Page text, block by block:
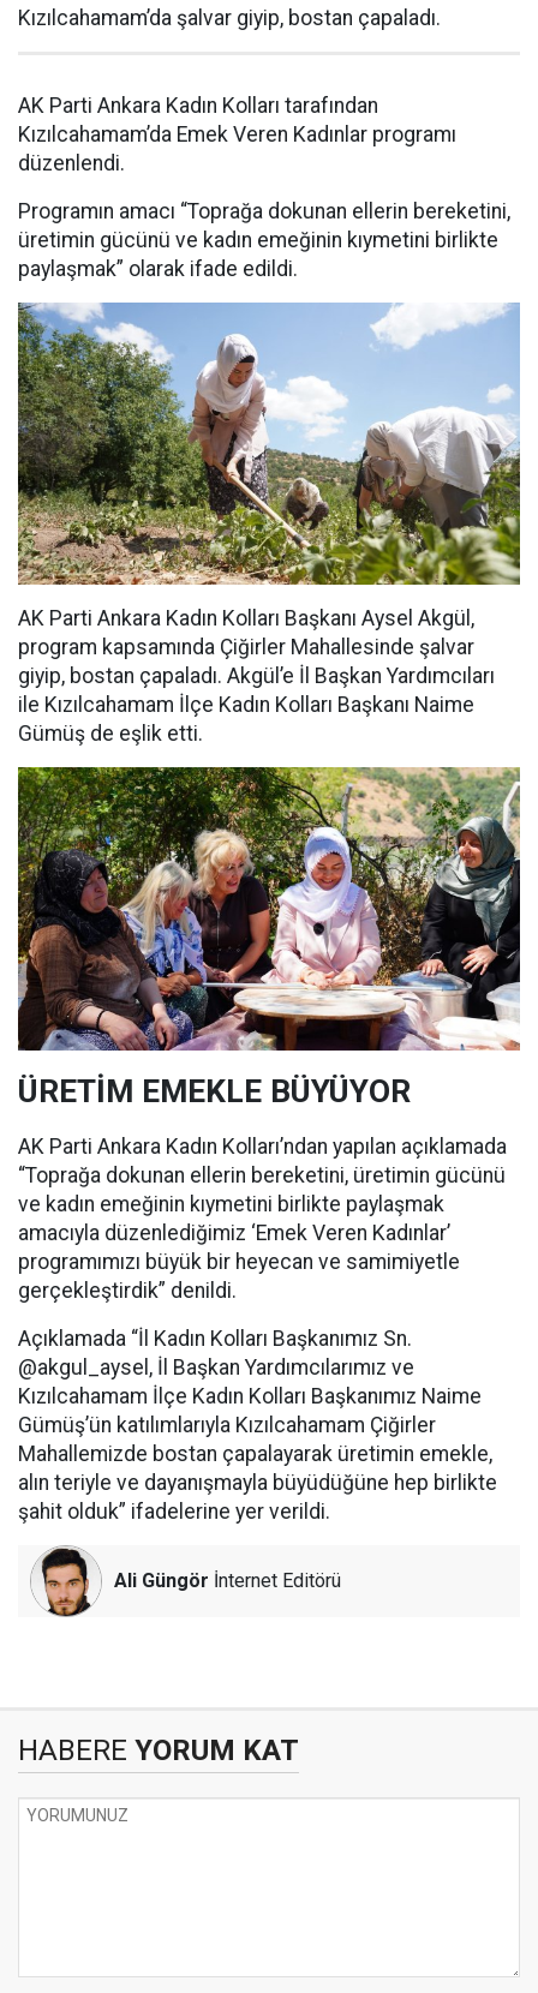
Kızılcahamam’da şalvar giyip, bostan çapaladı.
AK Parti Ankara Kadın Kolları tarafından
Kızılcahamam’da Emek Veren Kadınlar programı
düzenlendi.
Programın amacı “Toprağa dokunan ellerin bereketini,
üretimin gücünü ve kadın emeğinin kıymetini birlikte
paylaşmak” olarak ifade edildi.
AK Parti Ankara Kadın Kolları Başkanı Aysel Akgül,
program kapsamında Çiğirler Mahallesinde şalvar
giyip, bostan çapaladı. Akgül’e İl Başkan Yardımcıları
ile Kızılcahamam İlçe Kadın Kolları Başkanı Naime
Gümüş de eşlik etti.
ÜRETİM EMEKLE BÜYÜYOR
AK Parti Ankara Kadın Kolları’ndan yapılan açıklamada
“Toprağa dokunan ellerin bereketini, üretimin gücünü
ve kadın emeğinin kıymetini birlikte paylaşmak
amacıyla düzenlediğimiz ‘Emek Veren Kadınlar’
programımızı büyük bir heyecan ve samimiyetle
gerçekleştirdik” denildi.
Açıklamada “İl Kadın Kolları Başkanımız Sn.
@akgul_aysel, İl Başkan Yardımcılarımız ve
Kızılcahamam İlçe Kadın Kolları Başkanımız Naime
Gümüş’ün katılımlarıyla Kızılcahamam Çiğirler
Mahallemizde bostan çapalayarak üretimin emekle,
alın teriyle ve dayanışmayla büyüdüğüne hep birlikte
şahit olduk” ifadelerine yer verildi.
Ali Güngör İnternet Editörü
HABERE YORUM KAT